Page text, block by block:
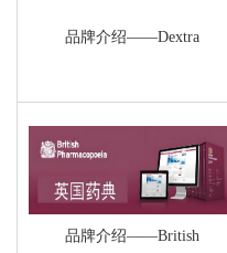
品牌介绍——Dextra
品牌介绍——British